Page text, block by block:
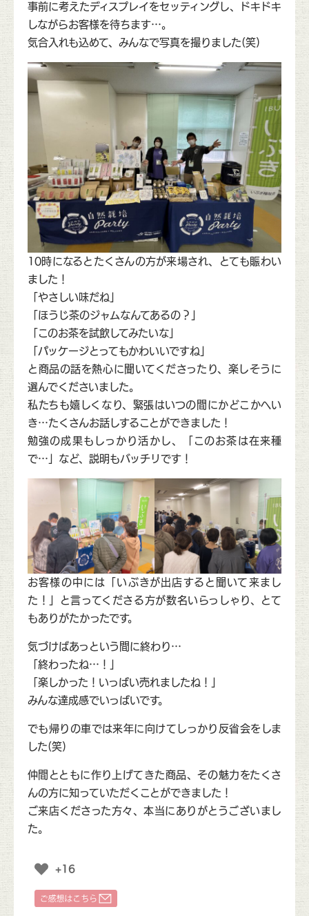
事前に考えたディスプレイをセッティングし、ドキドキ
しながらお客様を待ちます…。
気合入れも込めて、みんなで写真を撮りました(笑)
10時になるとたくさんの方が来場され、とても賑わい
ました！
「やさしい味だね」
「ほうじ茶のジャムなんてあるの？」
「このお茶を試飲してみたいな」
「パッケージとってもかわいいですね」
と商品の話を熱心に聞いてくださったり、楽しそうに
選んでくださいました。
私たちも嬉しくなり、緊張はいつの間にかどこかへい
き…たくさんお話しすることができました！
勉強の成果もしっかり活かし、「このお茶は在来種
で…」など、説明もバッチリです！
お客様の中には「いぶきが出店すると聞いて来まし
た！」と言ってくださる方が数名いらっしゃり、とて
もありがたかったです。
気づけばあっという間に終わり…
「終わったね…！」
「楽しかった！いっぱい売れましたね！」
みんな達成感でいっぱいです。
でも帰りの車では来年に向けてしっかり反省会をしま
した(笑)
仲間とともに作り上げてきた商品、その魅力をたくさ
んの方に知っていただくことができました！
ご来店くださった方々、本当にありがとうございまし
た。
+16